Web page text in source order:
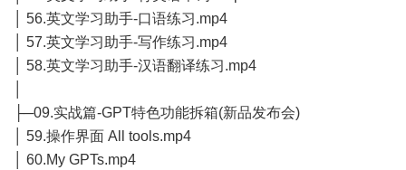
│ 56.英文学习助手-口语练习.mp4
│ 57.英文学习助手-写作练习.mp4
│ 58.英文学习助手-汉语翻译练习.mp4
├─09.实战篇-GPT特色功能拆箱(新品发布会)
│ 59.操作界面 All tools.mp4
│ 60.My GPTs.mp4